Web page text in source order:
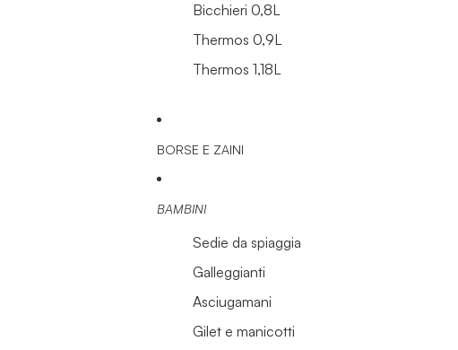
Bicchieri 0,8L
Thermos 0,9L
Thermos 1,18L
BORSE E ZAINI
BAMBINI
Sedie da spiaggia
Galleggianti
Asciugamani
Gilet e manicotti